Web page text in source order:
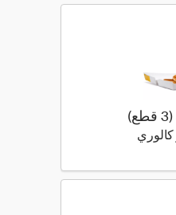
302 كيلو سعرة حرارية